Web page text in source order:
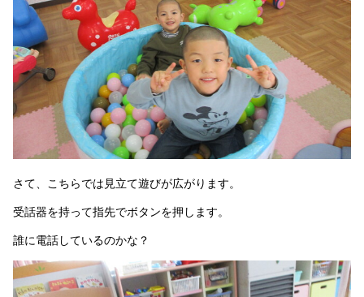
さて、こちらでは見立て遊びが広がります。
受話器を持って指先でボタンを押します。
誰に電話しているのかな？